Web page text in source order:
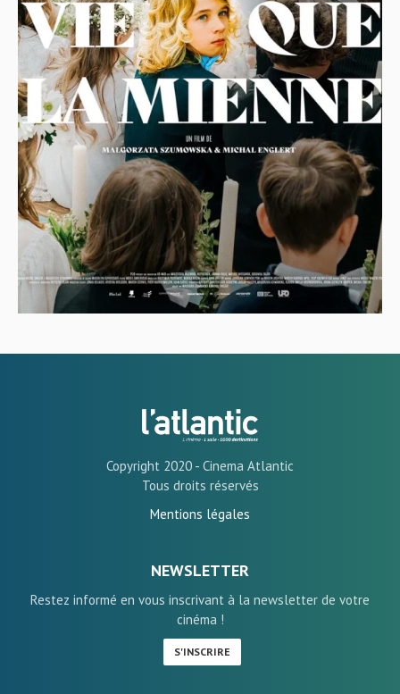
Copyright 2020 - Cinema Atlantic
Tous droits réservés
Mentions légales
NEWSLETTER
Restez informé en vous inscrivant à la newsletter de votre
cinéma !
S'INSCRIRE